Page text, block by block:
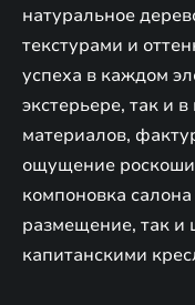
натуральное
текстурами и
успеха в каждом
экстерьере, так и
материалов,
ощущение
компоновка
размещение, так и
капитанскими